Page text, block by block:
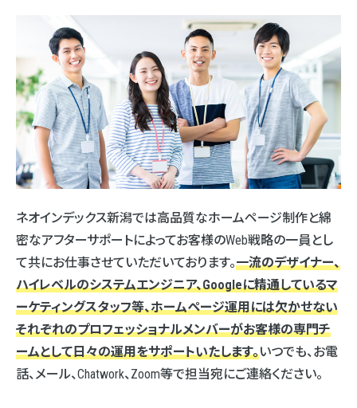
ネオインデックス新潟では高品質なホームページ制作と綿
密なアフターサポートによってお客様のWeb戦略の一員とし
て共にお仕事させていただいております。一流のデザイナー、
ハイレベルのシステムエンジニア、Googleに精通しているマ
ーケティングスタッフ等、ホームページ運用には欠かせない
それぞれのプロフェッショナルメンバーがお客様の専門チ
ームとして日々の運用をサポートいたします。いつでも、お電
話、メール、Chatwork、Zoom等で担当宛にご連絡ください。